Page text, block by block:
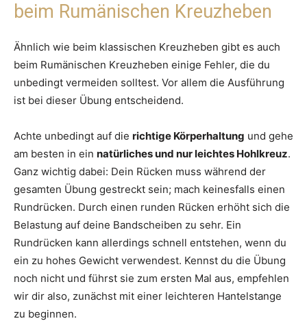
beim Rumänischen Kreuzheben
Ähnlich wie beim klassischen Kreuzheben gibt es auch
beim Rumänischen Kreuzheben einige Fehler, die du
unbedingt vermeiden solltest. Vor allem die Ausführung
ist bei dieser Übung entscheidend.
Achte unbedingt auf die richtige Körperhaltung und gehe
am besten in ein natürliches und nur leichtes Hohlkreuz.
Ganz wichtig dabei: Dein Rücken muss während der
gesamten Übung gestreckt sein; mach keinesfalls einen
Rundrücken. Durch einen runden Rücken erhöht sich die
Belastung auf deine Bandscheiben zu sehr. Ein
Rundrücken kann allerdings schnell entstehen, wenn du
ein zu hohes Gewicht verwendest. Kennst du die Übung
noch nicht und führst sie zum ersten Mal aus, empfehlen
wir dir also, zunächst mit einer leichteren Hantelstange
zu beginnen.